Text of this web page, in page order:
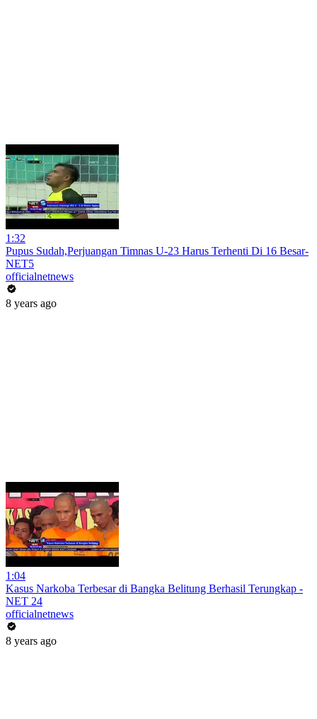
1:32
Pupus Sudah,Perjuangan Timnas U-23 Harus Terhenti Di 16 Besar-
NET5
officialnetnews
8 years ago
1:04
Kasus Narkoba Terbesar di Bangka Belitung Berhasil Terungkap -
NET 24
officialnetnews
8 years ago